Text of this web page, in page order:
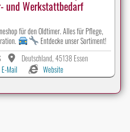
und Werkstattbedarf
für den Oldtimer. Alles für Pflege,
Entdecke unser Sortiment!
Deutschland, 45138 Essen
E-Mail Website